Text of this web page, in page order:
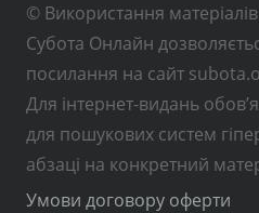
© Використання
Субота Онлайн
посилання на сайт
Для інтернет-видань
для пошукових систем
абзаці на конкретний
Умови договору оферти